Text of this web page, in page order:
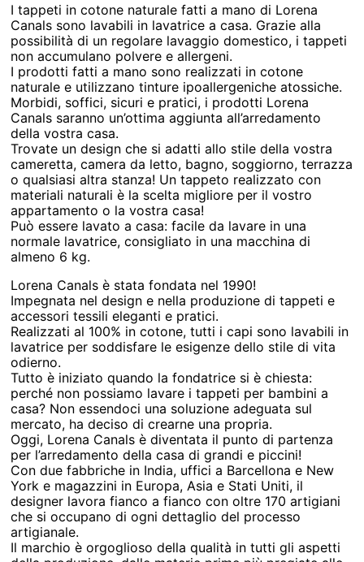
I tappeti in cotone naturale fatti a mano di Lorena
Canals sono lavabili in lavatrice a casa. Grazie alla
possibilità di un regolare lavaggio domestico, i tappeti
non accumulano polvere e allergeni.
I prodotti fatti a mano sono realizzati in cotone
naturale e utilizzano tinture ipoallergeniche atossiche.
Morbidi, soffici, sicuri e pratici, i prodotti Lorena
Canals saranno un’ottima aggiunta all’arredamento
della vostra casa.
Trovate un design che si adatti allo stile della vostra
cameretta, camera da letto, bagno, soggiorno, terrazza
o qualsiasi altra stanza! Un tappeto realizzato con
materiali naturali è la scelta migliore per il vostro
appartamento o la vostra casa!
Può essere lavato a casa: facile da lavare in una
normale lavatrice, consigliato in una macchina di
almeno 6 kg.
Lorena Canals è stata fondata nel 1990!
Impegnata nel design e nella produzione di tappeti e
accessori tessili eleganti e pratici.
Realizzati al 100% in cotone, tutti i capi sono lavabili in
lavatrice per soddisfare le esigenze dello stile di vita
odierno.
Tutto è iniziato quando la fondatrice si è chiesta:
perché non possiamo lavare i tappeti per bambini a
casa? Non essendoci una soluzione adeguata sul
mercato, ha deciso di crearne una propria.
Oggi, Lorena Canals è diventata il punto di partenza
per l’arredamento della casa di grandi e piccini!
Con due fabbriche in India, uffici a Barcellona e New
York e magazzini in Europa, Asia e Stati Uniti, il
designer lavora fianco a fianco con oltre 170 artigiani
che si occupano di ogni dettaglio del processo
artigianale.
Il marchio è orgoglioso della qualità in tutti gli aspetti